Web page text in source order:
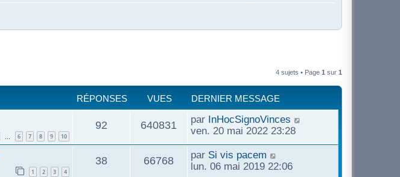
4 sujets • Page 1 sur 1
RÉPONSES VUES DERNIER MESSAGE
… 6 7 8 9 10
92
é
640831
u
D
e
n
i
par InHocSignoVinces
ven. 20 mai 2022 23:28
1 2 3 4
38R
66768V
D
e
par Si vis pacem
lun. 06 mai 2019 22:06